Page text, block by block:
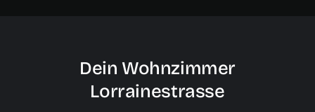
Dein Wohnzimmer
Lorrainestrasse